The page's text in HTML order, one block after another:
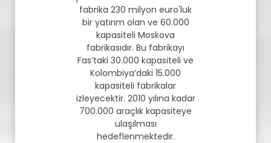
fabrika 230 milyon euro'luk
bir yatırım olan ve 60.000
kapasiteli Moskova
fabrikasıdır. Bu fabrikayı
Fas’taki 30.000 kapasiteli ve
Kolombiya’daki 15.000
kapasiteli fabrikalar
izleyecektir. 2010 yılına kadar
700.000 araçlık kapasiteye
ulaşılması
hedeflenmektedir.